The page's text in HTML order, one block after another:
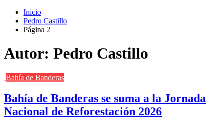
Inicio
Pedro Castillo
Página 2
Autor: Pedro Castillo
Bahía de Banderas
Bahía de Banderas se suma a la Jornada
Nacional de Reforestación 2026